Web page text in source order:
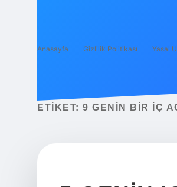
Anasayfa Gizlilik Politikası Yasal
ETIKET: 9 GENIN BIR IÇ